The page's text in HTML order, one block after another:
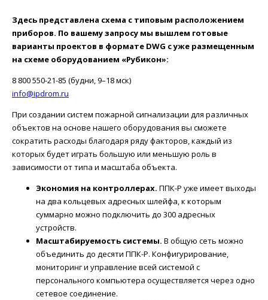
Здесь представлена схема с типовым расположением
приборов. По вашему запросу мы вышлем готовые
варианты проектов в формате DWG с уже размещенным
на схеме оборудованием «Рубикон»:
8 800 550-21-85 (будни, 9–18 мск)
info@ipdrom.ru
При создании систем пожарной сигнализации для различных
объектов на основе нашего оборудования вы сможете
сократить расходы благодаря ряду факторов, каждый из
которых будет играть большую или меньшую роль в
зависимости от типа и масштаба объекта.
Экономия на контроллерах. ППК-Р уже имеет выходы
на два кольцевых адресных шлейфа, к которым
суммарно можно подключить до 300 адресных
устройств.
Масштабируемость системы. В общую сеть можно
объединить до десяти ППК-Р. Конфигурирование,
мониторинг и управление всей системой с
персонального компьютера осуществляется через одно
сетевое соединение.